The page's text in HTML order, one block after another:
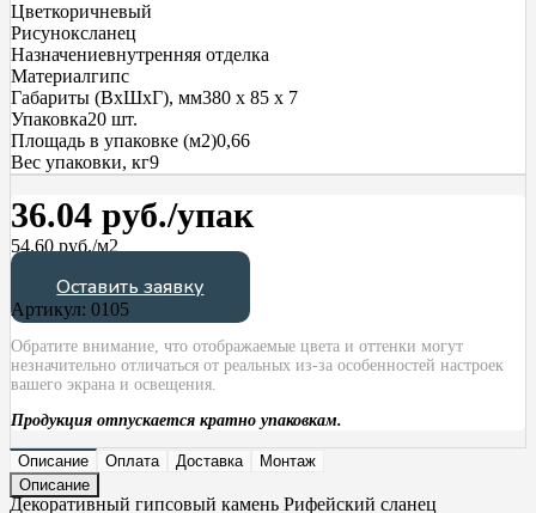
Цветкоричневый
Рисуноксланец
Назначениевнутренняя отделка
Материалгипс
Габариты (ВхШхГ), мм380 х 85 х 7
Упаковка20 шт.
Площадь в упаковке (м2)0,66
Вес упаковки, кг9
36.04 руб./упак
54.60 руб./м2
Оставить заявку
Артикул: 0105
Обратите внимание, что отображаемые цвета и оттенки могут
незначительно отличаться от реальных из-за особенностей настроек
вашего экрана и освещения.
Продукция отпускается кратно упаковкам.
Описание Оплата Доставка
Монтаж
Описание
Декоративный гипсовый камень Рифейский сланец